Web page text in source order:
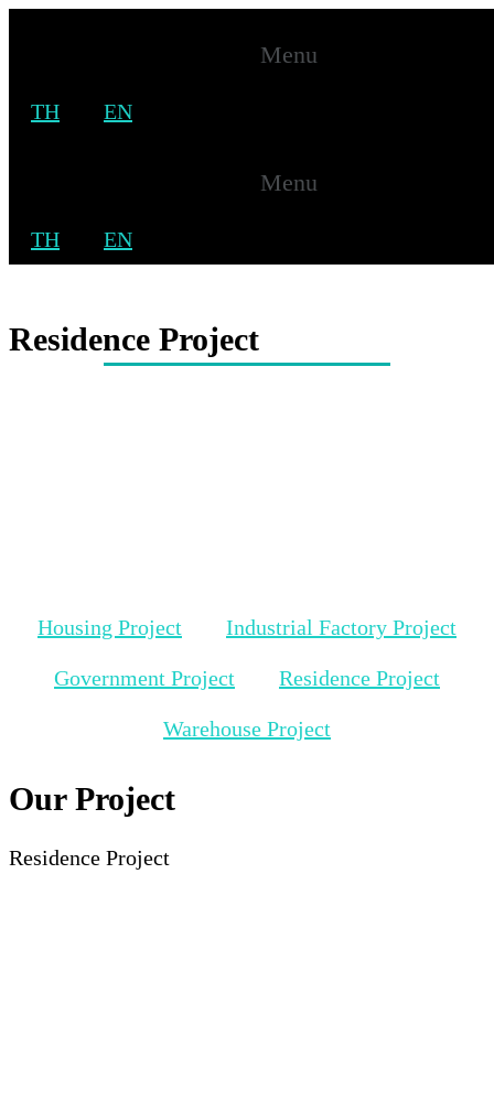
Menu
TH EN
Menu
TH EN
Residence Project
Home
Solar Roof
Residence Project
Housing Project Industrial Factory Project
Government Project Residence Project
Warehouse Project
Our Project
Residence Project